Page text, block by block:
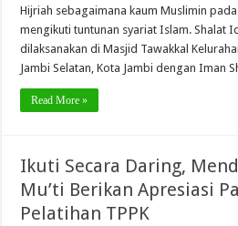
Hijriah sebagaimana kaum Muslimin
mengikuti tuntunan syariat Islam. Shalat
dilaksanakan di Masjid Tawakkal
Jambi Selatan, Kota Jambi dengan Iman
Read More »
Ikuti Secara Daring,
Mu’ti Berikan Apresiasi
Pelatihan TPPK